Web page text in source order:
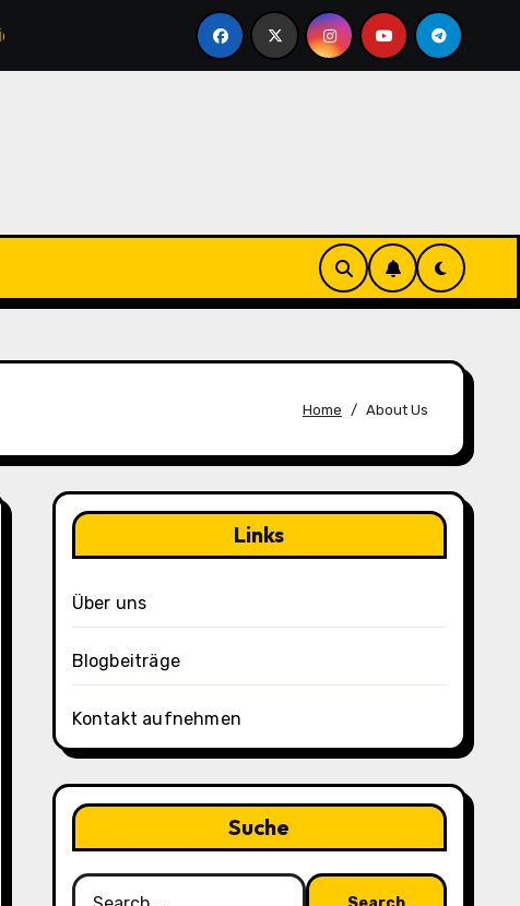
Fahren mit Rückwärtsdrall: Technikvariation,
Home About Us
Links
Über uns
Blogbeiträge
Kontakt aufnehmen
Suche
Search